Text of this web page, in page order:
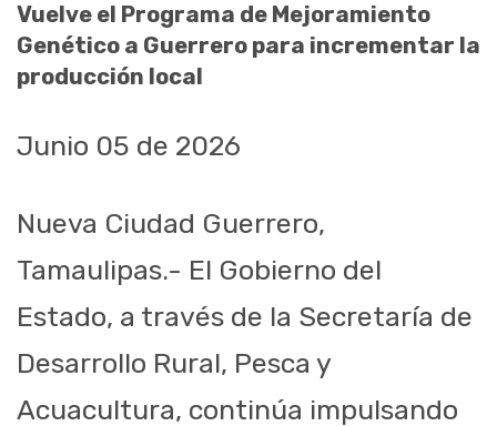
Vuelve el Programa de Mejoramiento
Genético a Guerrero para incrementar la
producción local
Junio 05 de 2026
Nueva Ciudad Guerrero,
Tamaulipas.- El Gobierno del
Estado, a través de la Secretaría de
Desarrollo Rural, Pesca y
Acuacultura, continúa impulsando